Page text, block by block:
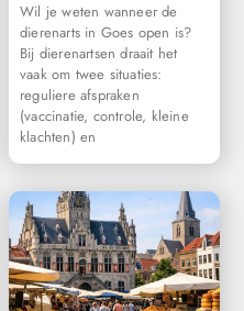
Wil je weten wanneer de
dierenarts in Goes open is?
Bij dierenartsen draait het
vaak om twee situaties:
reguliere afspraken
(vaccinatie, controle, kleine
klachten) en